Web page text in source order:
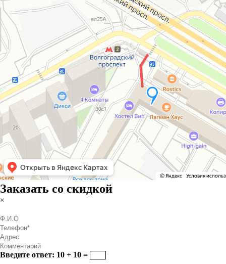
Заказать со скидкой
×
Введите ответ: 10 + 10 =